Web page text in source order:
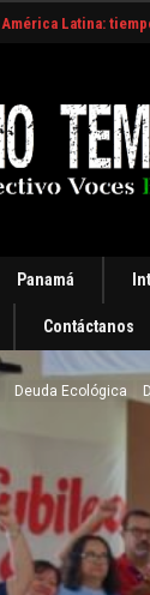
América Latina:
Panamá
Contáctanos
Deuda Ecológica